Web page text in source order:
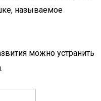
называемое
можно устранить